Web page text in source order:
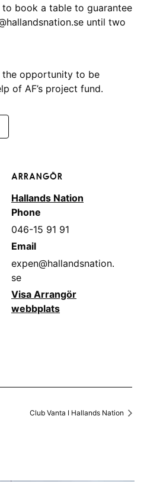
to book a table to guarantee
until two
the opportunity to be
of AF’s project fund.
ARRANGÖR
Hallands Nation
Phone
046-15 91 91
Email
expen@hallandsnation.
se
Visa Arrangör
webbplats
Club Vanta I Hallands Nation